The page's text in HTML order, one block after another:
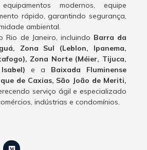
modernos, equipe
rápido, garantindo segurança,
ambiental.
Rio de Janeiro, incluindo Barra da
Zona Sul (Leblon, Ipanema,
Zona Norte (Méier, Tijuca,
e a Baixada Fluminense
de Caxias, São João de Meriti,
serviço ágil e especializado
indústrias e condomínios.